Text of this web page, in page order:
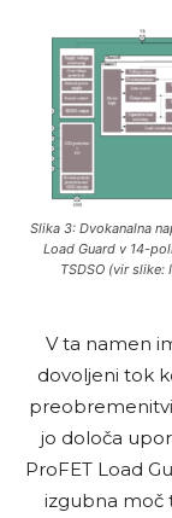
Slika 3: Dvokanalna
Load Guard v 14-
TSDSO (vir slike:
V ta namen
dovoljeni tok
jo določa
ProFET Load
izgubna moč